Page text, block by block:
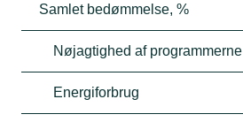
Samlet bedømmelse, %
Nøjagtighed af programmerne
Energiforbrug